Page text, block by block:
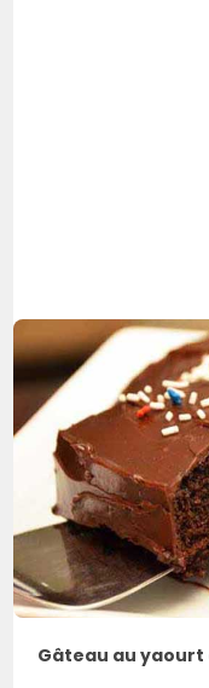
Gâteau au